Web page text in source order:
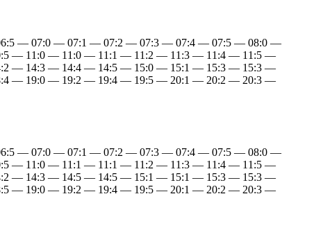
— 07:0 — 07:1 — 07:2 — 07:3 — 07:4 — 07:5 — 08:0 —
— 11:0 — 11:0 — 11:1 — 11:2 — 11:3 — 11:4 — 11:5 —
— 14:3 — 14:4 — 14:5 — 15:0 — 15:1 — 15:3 — 15:3 —
— 19:0 — 19:2 — 19:4 — 19:5 — 20:1 — 20:2 — 20:3 —
— 07:0 — 07:1 — 07:2 — 07:3 — 07:4 — 07:5 — 08:0 —
— 11:0 — 11:1 — 11:1 — 11:2 — 11:3 — 11:4 — 11:5 —
— 14:3 — 14:5 — 14:5 — 15:1 — 15:1 — 15:3 — 15:3 —
— 19:0 — 19:2 — 19:4 — 19:5 — 20:1 — 20:2 — 20:3 —